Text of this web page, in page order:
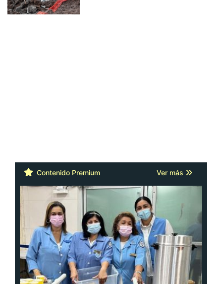
Contenido Premium Ver más